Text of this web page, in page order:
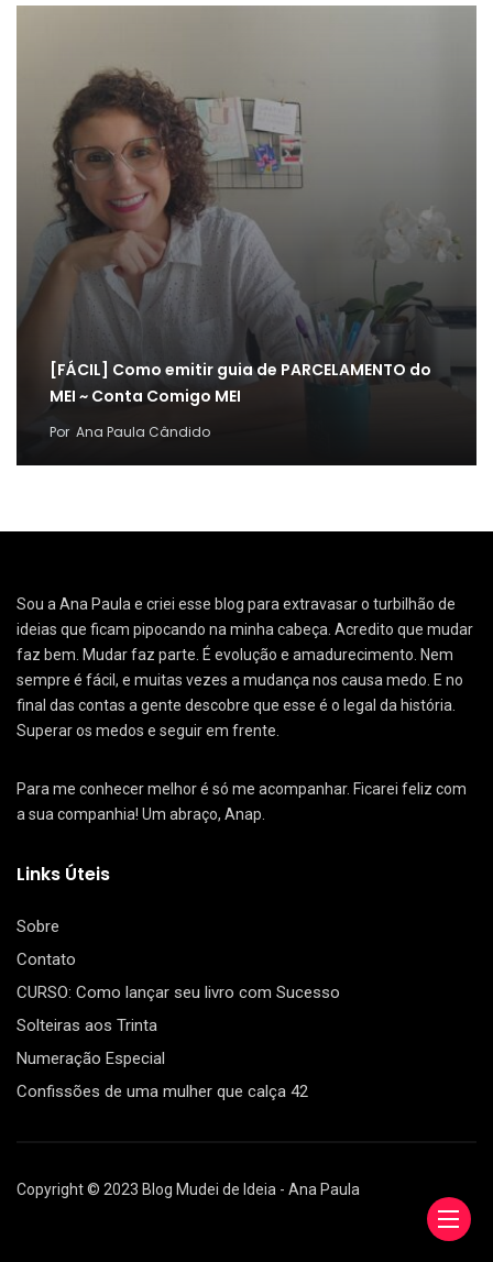
[FÁCIL] Como emitir guia de PARCELAMENTO do
MEI ~ Conta Comigo MEI
Por Ana Paula Cândido
Sou a Ana Paula e criei esse blog para extravasar o turbilhão de
ideias que ficam pipocando na minha cabeça. Acredito que mudar
faz bem. Mudar faz parte. É evolução e amadurecimento. Nem
sempre é fácil, e muitas vezes a mudança nos causa medo. E no
final das contas a gente descobre que esse é o legal da história.
Superar os medos e seguir em frente.
Para me conhecer melhor é só me acompanhar. Ficarei feliz com
a sua companhia! Um abraço, Anap.
Links Úteis
Sobre
Contato
CURSO: Como lançar seu livro com Sucesso
Solteiras aos Trinta
Numeração Especial
Confissões de uma mulher que calça 42
Copyright © 2023 Blog Mudei de Ideia - Ana Paula